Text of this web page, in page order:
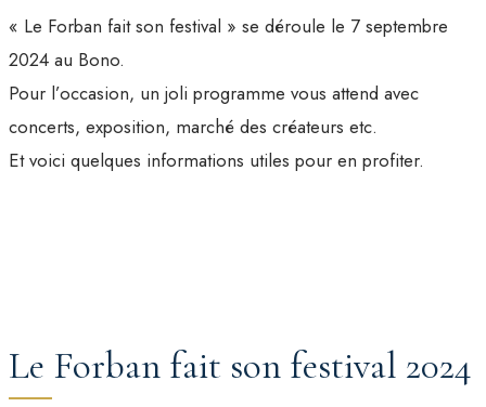
« Le Forban fait son festival » se déroule le 7 septembre
2024 au Bono.
Pour l’occasion, un joli programme vous attend avec
concerts, exposition, marché des créateurs etc.
Et voici quelques informations utiles pour en profiter.
Le Forban fait son festival 2024